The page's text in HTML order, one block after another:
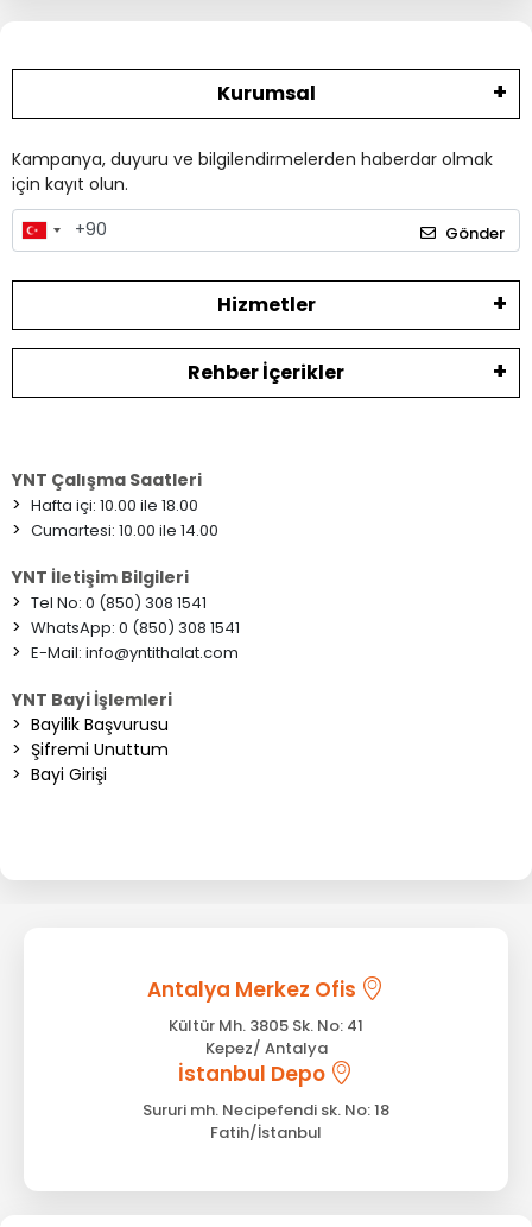
Kurumsal
Kampanya, duyuru ve bilgilendirmelerden haberdar olmak
için kayıt olun.
Gönder
Hizmetler
Rehber İçerikler
YNT Çalışma Saatleri
> Hafta içi: 10.00 ile 18.00
> Cumartesi: 10.00 ile 14.00
YNT İletişim Bilgileri
> Tel No: 0 (850) 308 1541
> WhatsApp: 0 (850) 308 1541
> E-Mail: info@yntithalat.com
YNT Bayi İşlemleri
> Bayilik Başvurusu
> Şifremi Unuttum
> Bayi Girişi
Antalya Merkez Ofis
Kültür Mh. 3805 Sk. No: 41
Kepez/ Antalya
İstanbul Depo
Sururi mh. Necipefendi sk. No: 18
Fatih/İstanbul